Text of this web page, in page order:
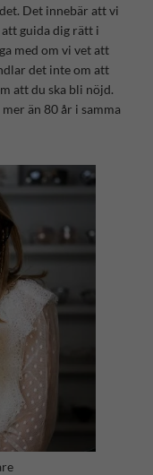
Det innebär att vi
guida dig rätt i
med om vi vet att
det inte om att
att du ska bli nöjd.
än 80 år i samma